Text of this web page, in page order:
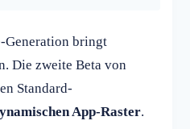
Generation bringt
Die zweite Beta von
Standard-
App-Raster.